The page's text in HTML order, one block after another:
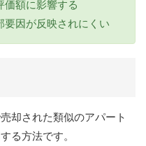
価額に影響する
要因が反映されにくい
却された類似のアパート
る方法です。